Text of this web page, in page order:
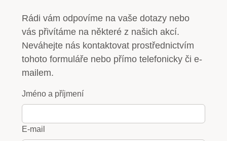
Rádi vám odpovíme na vaše dotazy nebo
vás přivítáme na některé z našich akcí.
Neváhejte nás kontaktovat prostřednictvím
tohoto formuláře nebo přímo telefonicky či e-
mailem.
Jméno a příjmení
E-mail